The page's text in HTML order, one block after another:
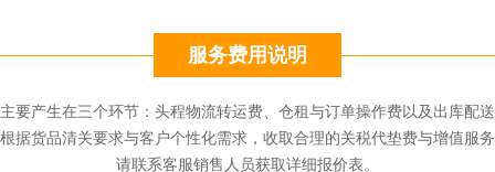
服务费用说明
要产生在三个环节：头程物流转运费、仓租与订单操作费以及出库配
据货品清关要求与客户个性化需求，收取合理的关税代垫费与增值服
请联系客服销售人员获取详细报价表。